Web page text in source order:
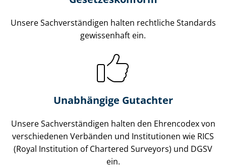
Unsere Sach­ver­stän­di­gen halten rechtliche Standards
gewissenhaft ein.
Unabhängige Gutachter
Unsere Sach­ver­stän­di­gen halten den Ehrencodex von
verschiedenen Verbänden und Institutionen wie RICS
(Royal Institution of Chartered Surveyors) und DGSV
ein.